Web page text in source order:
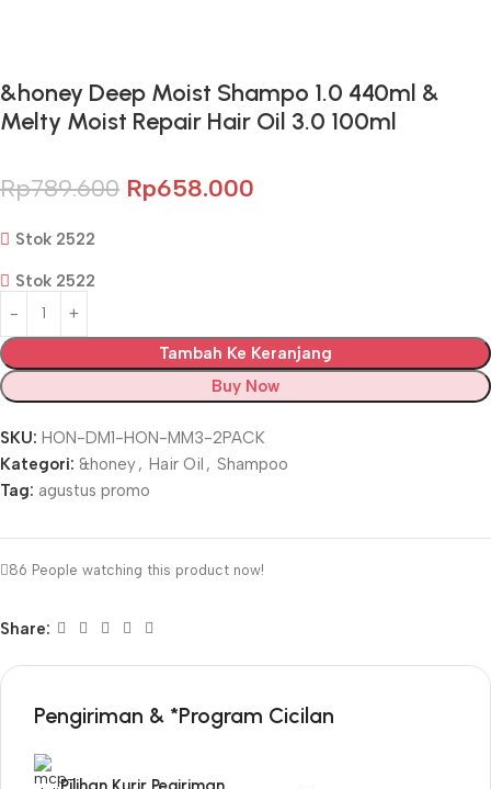
&honey Deep Moist Shampo 1.0 440ml &
Melty Moist Repair Hair Oil 3.0 100ml
Rp789.600 Rp658.000
Stok 2522
Stok 2522
Tambah Ke Keranjang
Buy Now
SKU: HON-DM1-HON-MM3-2PACK
Kategori: &honey, Hair Oil , Shampoo
Tag: agustus promo
86 People watching this product now!
Share:
Pengiriman & *Program Cicilan